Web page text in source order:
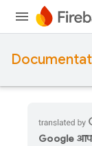
Google